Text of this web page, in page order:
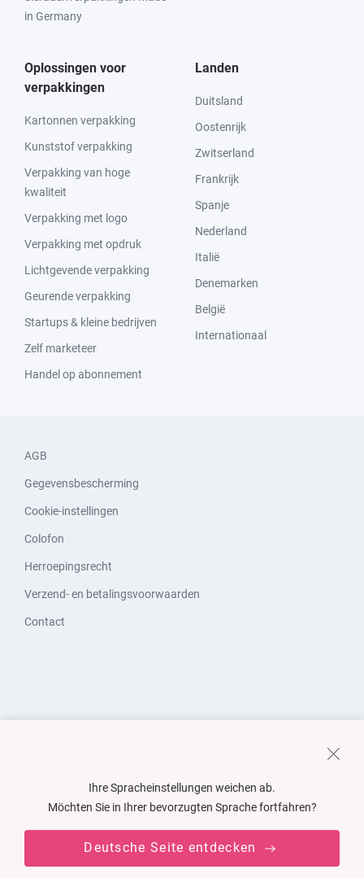
in Germany
Oplossingen voor
verpakkingen
Kartonnen verpakking
Kunststof verpakking
Verpakking van hoge
kwaliteit
Verpakking met logo
Verpakking met opdruk
Lichtgevende verpakking
Geurende verpakking
Startups & kleine bedrijven
Zelf marketeer
Handel op abonnement
Landen
Duitsland
Oostenrijk
Zwitserland
Frankrijk
Spanje
Nederland
Italië
Denemarken
België
Internationaal
AGB
Gegevensbescherming
Cookie-instellingen
Colofon
Herroepingsrecht
Verzend- en betalingsvoorwaarden
Contact
Ihre Spracheinstellungen weichen ab.
Möchten Sie in Ihrer bevorzugten Sprache fortfahren?
Deutsche Seite entdecken